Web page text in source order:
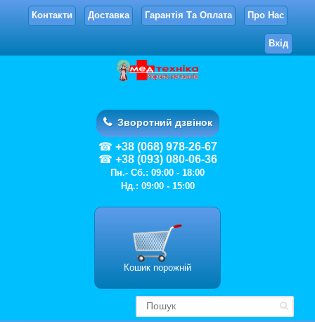
Контакти Доставка Гарантія Та Оплата Про Нас
Вхід
Зворотний дзвінок
+38 (068) 978-26-67
+38 (093) 080-06-36
Пн.- Сб.: 09:00 - 18:00
Нд.: 09:00 - 15:00
Кошик порожній